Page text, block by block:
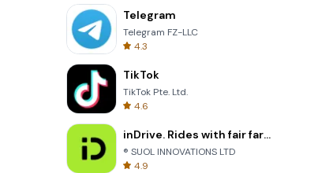
Telegram
Telegram FZ-LLC
4.3
TikTok
TikTok Pte. Ltd.
4.6
inDrive. Rides with fair fares
® SUOL INNOVATIONS LTD
4.9